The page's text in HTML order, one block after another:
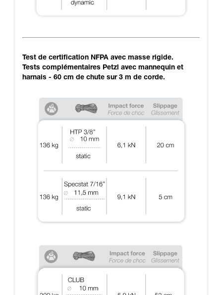
Test de certification NFPA avec masse rigide.
Tests complémentaires Petzl avec mannequin et
harnais - 60 cm de chute sur 3 m de corde.